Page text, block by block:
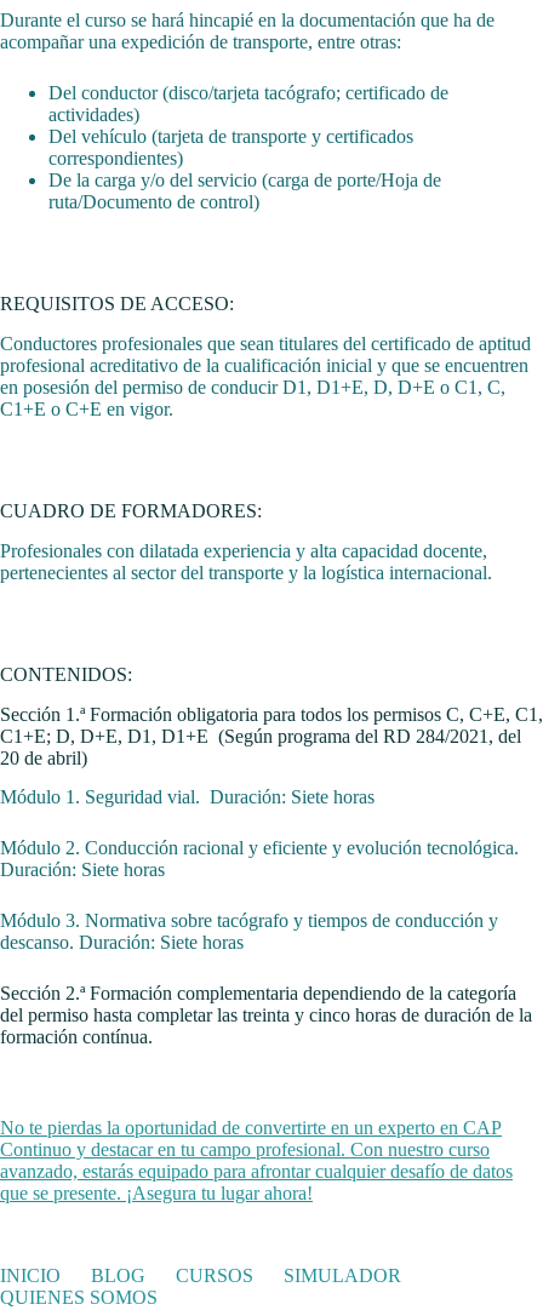
Durante el curso se hará hincapié en la documentación que ha de
acompañar una expedición de transporte, entre otras:
Del conductor (disco/tarjeta tacógrafo; certificado de
actividades)
Del vehículo (tarjeta de transporte y certificados
correspondientes)
De la carga y/o del servicio (carga de porte/Hoja de
ruta/Documento de control)
REQUISITOS DE ACCESO:
Conductores profesionales que sean titulares del certificado de aptitud
profesional acreditativo de la cualificación inicial y que se encuentren
en posesión del permiso de conducir D1, D1+E, D, D+E o C1, C,
C1+E o C+E en vigor.
CUADRO DE FORMADORES:
Profesionales con dilatada experiencia y alta capacidad docente,
pertenecientes al sector del transporte y la logística internacional.
CONTENIDOS:
Sección 1.ª Formación obligatoria para todos los permisos C, C+E, C1,
C1+E; D, D+E, D1, D1+E (Según programa del RD 284/2021, del
20 de abril)
Módulo 1. Seguridad vial. Duración: Siete horas
Módulo 2. Conducción racional y eficiente y evolución tecnológica.
Duración: Siete horas
Módulo 3. Normativa sobre tacógrafo y tiempos de conducción y
descanso. Duración: Siete horas
Sección 2.ª Formación complementaria dependiendo de la categoría
del permiso hasta completar las treinta y cinco horas de duración de la
formación contínua.
No te pierdas la oportunidad de convertirte en un experto en CAP
Continuo y destacar en tu campo profesional. Con nuestro curso
avanzado, estarás equipado para afrontar cualquier desafío de datos
que se presente. ¡Asegura tu lugar ahora!
INICIO BLOG CURSOS
SIMULADOR
QUIENES SOMOS